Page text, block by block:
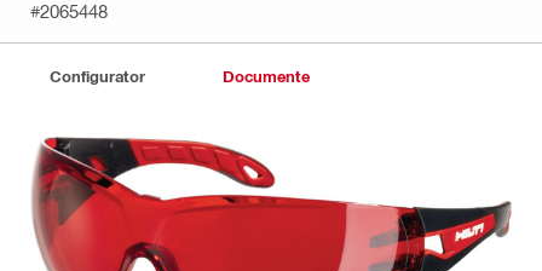
#2065448
Configurator Documente